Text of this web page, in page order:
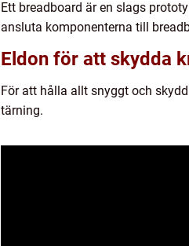
Ett breadboard är en slags
ansluta komponenterna till
Eldon för att skydda
För att hålla allt snyggt och
tärning.